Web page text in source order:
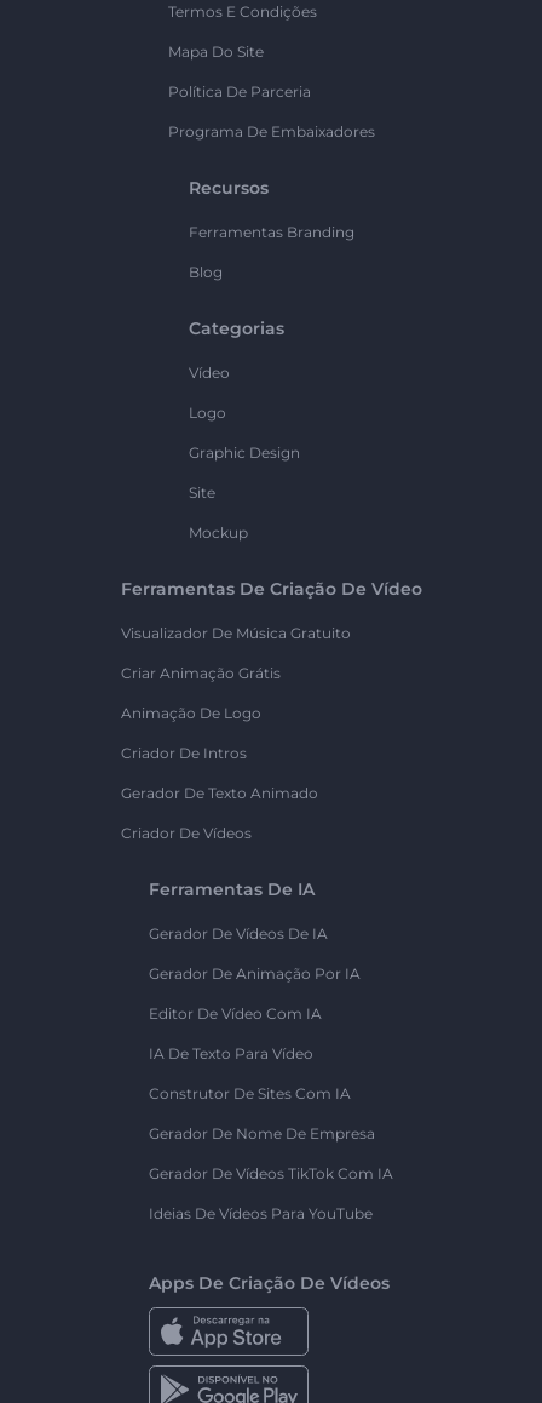
Termos E Condições
Mapa Do Site
Política De Parceria
Programa De Embaixadores
Recursos
Ferramentas Branding
Blog
Categorias
Vídeo
Logo
Graphic Design
Site
Mockup
Ferramentas De Criação De Vídeo
Visualizador De Música Gratuito
Criar Animação Grátis
Animação De Logo
Criador De Intros
Gerador De Texto Animado
Criador De Vídeos
Ferramentas De IA
Gerador De Vídeos De IA
Gerador De Animação Por IA
Editor De Vídeo Com IA
IA De Texto Para Vídeo
Construtor De Sites Com IA
Gerador De Nome De Empresa
Gerador De Vídeos TikTok Com IA
Ideias De Vídeos Para YouTube
Apps De Criação De Vídeos